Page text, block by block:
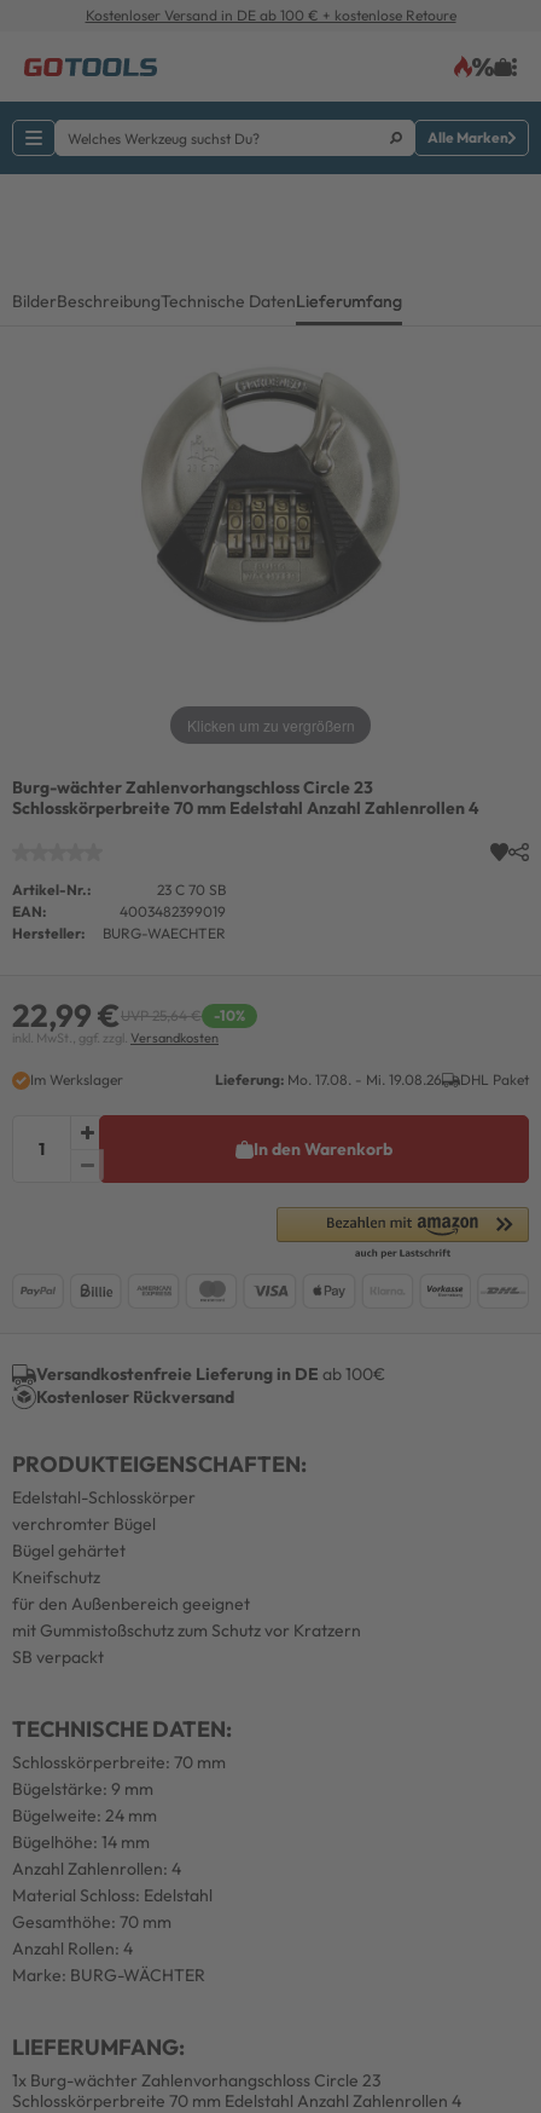
Kostenloser Versand in DE ab 100 € + kostenlose Retoure
Alle Marken
BilderBeschreibungTechnische DatenLieferumfang
Klicken um zu vergrößern
Burg-wächter Zahlenvorhangschloss Circle 23
Schlosskörperbreite 70 mm Edelstahl Anzahl Zahlenrollen 4
Artikel-Nr.:
23 C 70 SB
EAN:
4003482399019
Hersteller:
BURG-WAECHTER
22,99 €UVP 25,64 € -10%
inkl. MwSt., ggf. zzgl. Versandkosten
Im Werkslager Lieferung: Mo. 17.08. - Mi. 19.08.26 DHL Paket
In den Warenkorb
Versandkostenfreie Lieferung in DE ab 100€
Kostenloser Rückversand
PRODUKTEIGENSCHAFTEN:
Edelstahl-Schlosskörper
verchromter Bügel
Bügel gehärtet
Kneifschutz
für den Außenbereich geeignet
mit Gummistoßschutz zum Schutz vor Kratzern
SB verpackt
TECHNISCHE DATEN:
Schlosskörperbreite: 70 mm
Bügelstärke: 9 mm
Bügelweite: 24 mm
Bügelhöhe: 14 mm
Anzahl Zahlenrollen: 4
Material Schloss: Edelstahl
Gesamthöhe: 70 mm
Anzahl Rollen: 4
Marke: BURG-WÄCHTER
LIEFERUMFANG:
1x Burg-wächter Zahlenvorhangschloss Circle 23
Schlosskörperbreite 70 mm Edelstahl Anzahl Zahlenrollen 4